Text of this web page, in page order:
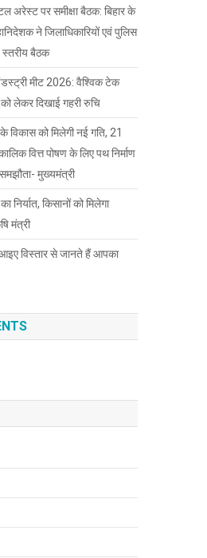
अरेस्ट पर समीक्षा बैठक: बिहार के
ने जिलाधिकारियों एवं पुलिस
स्तरीय बैठक
मीट 2026: वैश्विक टेक
लेकर दिखाई गहरी रुचि
को मिलेगी नई गति, 21
वित्त पोषण के लिए पथ निर्माण
मुख्यमंत्री
निर्यात, किसानों को मिलेगा
मंत्री
विस्तार से जानते हैं आपका